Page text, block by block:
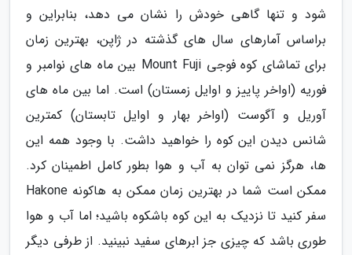
شود و تنها گاهی خودش را نشان می دهد، بنابراین و
براساس آمارهای سال های گذشته در ژاپن، بهترین زمان
برای تماشای کوه فوجی Mount Fuji بین ماه های نوامبر و
فوریه (اواخر پاییز و اوایل زمستان) است. اما بین ماه های
آوریل و آگوست (اواخر بهار و اوایل تابستان) کمترین
شانس دیدن این کوه را خواهید داشت. با وجود همه این
ها، هرگز نمی توان به آب و هوا بطور کامل اطمینان کرد.
ممکن است شما در بهترین زمان ممکن به هاکونه Hakone
سفر کنید تا نزدیک به این کوه باشکوه باشید؛ اما آب و هوا
طوری باشد که چیزی جز ابرهای سفید نبینید. از طرفی دیگر